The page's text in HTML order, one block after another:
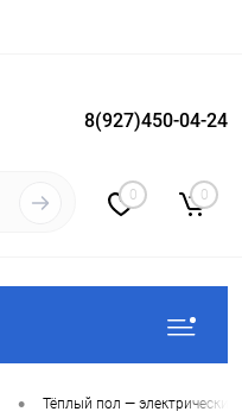
Вход Регистрация
8(927)450-04-24
0 0
• Тёплый пол —